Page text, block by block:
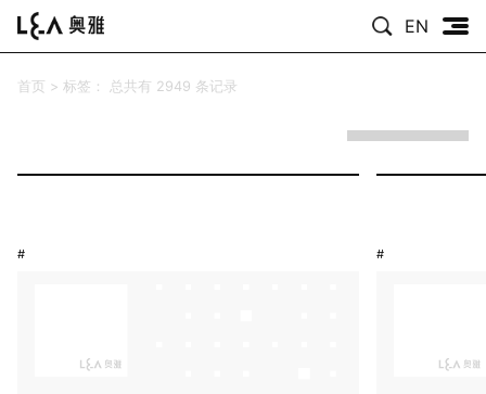
EN
首页 > 标签： 总共有 2949 条记录
# #